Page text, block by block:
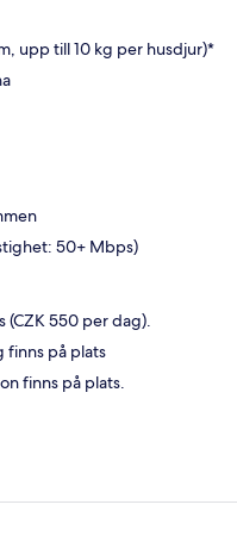
upp till 10 kg per husdjur)*
50+ Mbps)
(CZK 550 per dag).
finns på plats
finns på plats.